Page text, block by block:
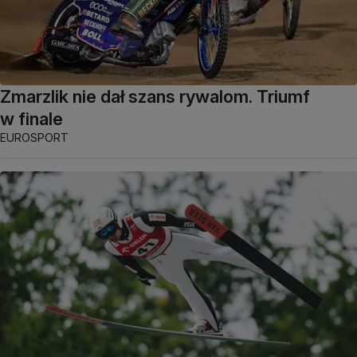
Zmarzlik nie dał szans rywalom. Triumf
w finale
EUROSPORT